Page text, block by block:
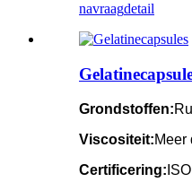
navraagdetail
Grondstoffen:
Viscositeit:Meer
Certificering: